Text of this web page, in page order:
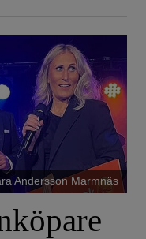
Andersson Marmnäs